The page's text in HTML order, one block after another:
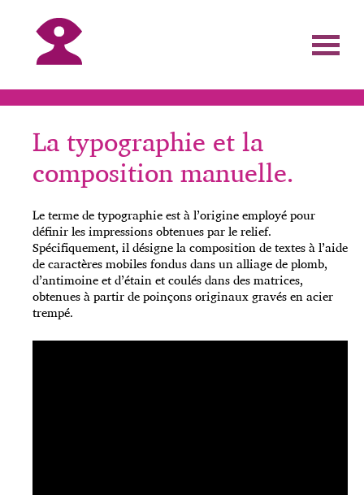
La typographie et la
composition manuelle.
Le terme de typographie est à l’origine employé pour
définir les impressions obtenues par le relief.
Spécifiquement, il désigne la composition de textes à l’aide
de caractères mobiles fondus dans un alliage de plomb,
d’antimoine et d’étain et coulés dans des matrices,
obtenues à partir de poinçons originaux gravés en acier
trempé.